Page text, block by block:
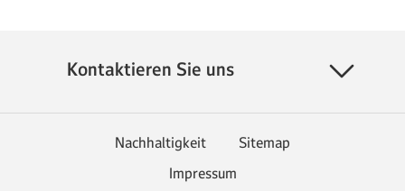
Kontaktieren Sie uns
Nachhaltigkeit
Sitemap
Impressum